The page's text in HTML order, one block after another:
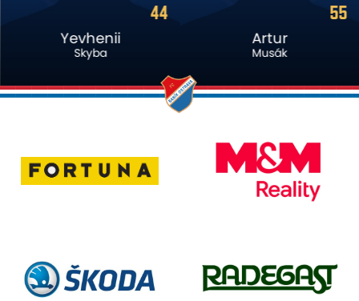
44
Yevhenii
Skyba
55
Artur
Musák